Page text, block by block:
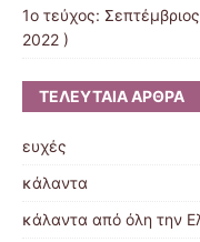
1ο τεύχος:
2022 )
ΤΕΛΕΥΤΑΊΑ ΆΡΘΡΑ
ευχές
κάλαντα
κάλαντα από όλη την